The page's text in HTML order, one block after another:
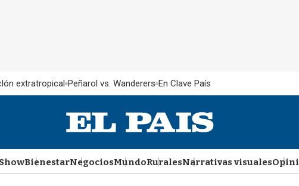
extratropical Peñarol vs. Wanderers En Clave País
BienestarNegociosMundoRuralesNarrativas visuales